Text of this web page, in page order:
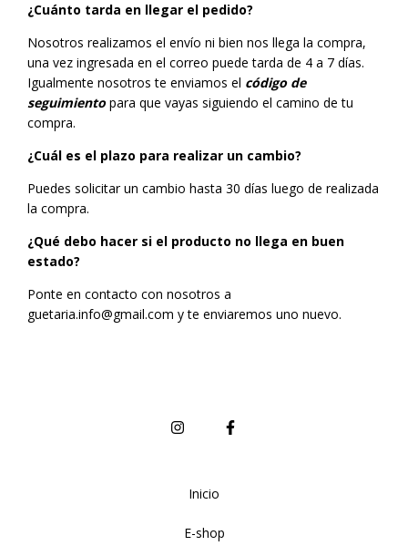
¿Cuánto tarda en llegar el pedido?
Nosotros realizamos el envío ni bien nos llega la compra,
una vez ingresada en el correo puede tarda de 4 a 7 días.
Igualmente nosotros te enviamos el código de
seguimientopara que vayas siguiendo el camino de tu
compra.
¿Cuál es el plazo para realizar un cambio?
Puedes solicitar un cambio hasta 30 días luego de realizada
la compra.
¿Qué debo hacer si el producto no llega en buen
estado?
Ponte en contacto con nosotros a
guetaria.info@gmail.com y te enviaremos uno nuevo.
Inicio
E-shop